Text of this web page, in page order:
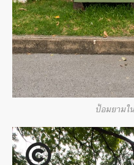
ป้อมยามใ